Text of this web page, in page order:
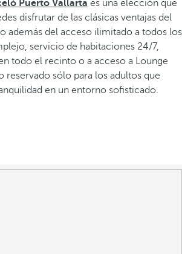
Puerto Vallarta es una elección que
disfrutar de las clásicas ventajas del
además del acceso ilimitado a todos los
servicio de habitaciones 24/7,
todo el recinto o a acceso a Lounge
reservado sólo para los adultos que
en un entorno sofisticado.